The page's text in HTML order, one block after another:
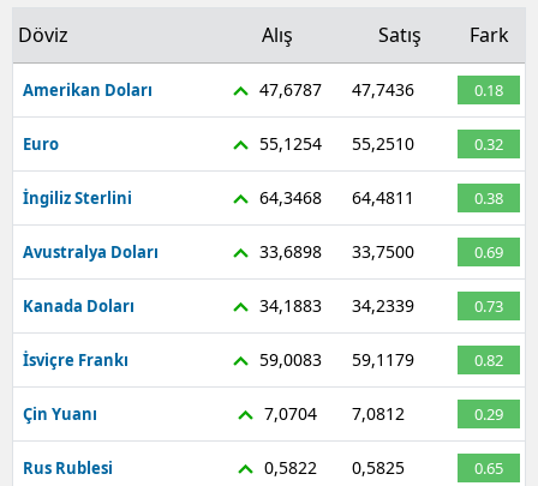
Isparta
Mersin
İzmir
Kars
Kastamonu
Kayseri
Kırklareli
Kırşehir
Döviz Alış Satış Fark
Amerikan Doları 47,6787 47,7436 0.18
Euro 55,1254 55,2510 0.32
İngiliz Sterlini 64,3468 64,4811 0.38
Avustralya Doları 33,6898 33,7500 0.69
Kanada Doları 34,1883 34,2339 0.73
İsviçre Frankı 59,0083 59,1179 0.82
Çin Yuanı 7,0704 7,0812 0.29
Rus Rublesi 0,5822 0,5825 0.65